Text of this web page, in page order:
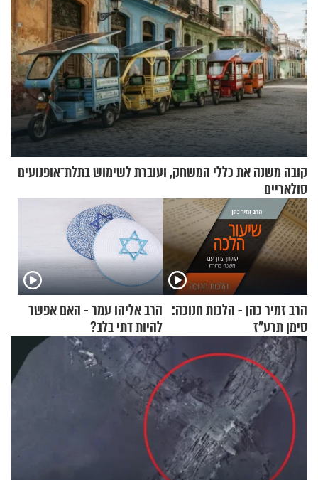
קובה משנה את כללי המשחק, ועוברת לשימוש בתלת־אופנועים
סולאריים
הרב זמיר כהן - הלכות חנוכה:
סימן תרע"ז
הרב אליהו עמר - האם אפשר
להיות דתי בלב?